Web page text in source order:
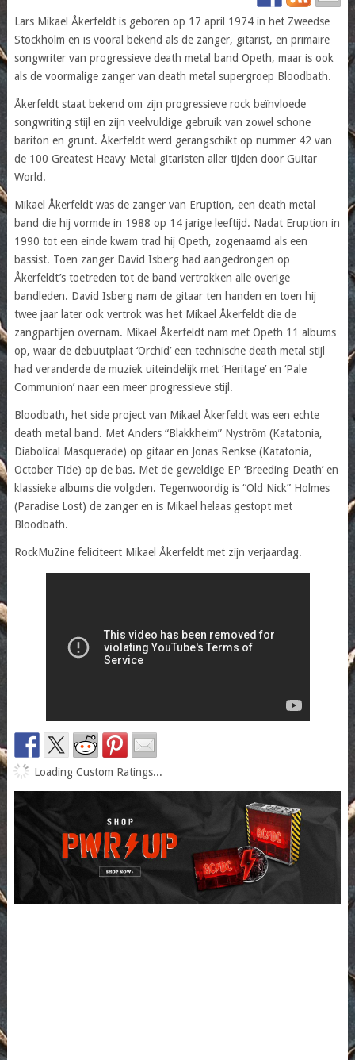
Lars Mikael Åkerfeldt is geboren op 17 april 1974 in het Zweedse
Stockholm en is vooral bekend als de zanger, gitarist, en primaire
songwriter van progressieve death metal band Opeth, maar is ook
als de voormalige zanger van death metal supergroep Bloodbath.
Åkerfeldt staat bekend om zijn progressieve rock beïnvloede
songwriting stijl en zijn veelvuldige gebruik van zowel schone
bariton en grunt. Åkerfeldt werd gerangschikt op nummer 42 van
de 100 Greatest Heavy Metal gitaristen aller tijden door Guitar
World.
Mikael Åkerfeldt was de zanger van Eruption, een death metal
band die hij vormde in 1988 op 14 jarige leeftijd. Nadat Eruption in
1990 tot een einde kwam trad hij Opeth, zogenaamd als een
bassist. Toen zanger David Isberg had aangedrongen op
Åkerfeldt’s toetreden tot de band vertrokken alle overige
bandleden. David Isberg nam de gitaar ten handen en toen hij
twee jaar later ook vertrok was het Mikael Åkerfeldt die de
zangpartijen overnam. Mikael Åkerfeldt nam met Opeth 11 albums
op, waar de debuutplaat ‘Orchid’ een technische death metal stijl
had veranderde de muziek uiteindelijk met ‘Heritage’ en ‘Pale
Communion’ naar een meer progressieve stijl.
Bloodbath, het side project van Mikael Åkerfeldt was een echte
death metal band. Met Anders “Blakkheim” Nyström (Katatonia,
Diabolical Masquerade) op gitaar en Jonas Renkse (Katatonia,
October Tide) op de bas. Met de geweldige EP ‘Breeding Death’ en
klassieke albums die volgden. Tegenwoordig is “Old Nick” Holmes
(Paradise Lost) de zanger en is Mikael helaas gestopt met
Bloodbath.
RockMuZine feliciteert Mikael Åkerfeldt met zijn verjaardag.
Loading Custom Ratings...